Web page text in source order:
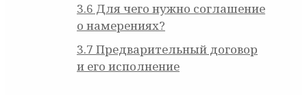
3.6 Для чего нужно соглашение
о намерениях?
3.7 Предварительный договор
и его исполнение